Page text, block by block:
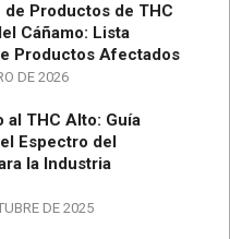
Productos de THC
Cáñamo: Lista
Productos Afectados
DE 2026
al THC Alto: Guía
Espectro del
la Industria
DE 2025